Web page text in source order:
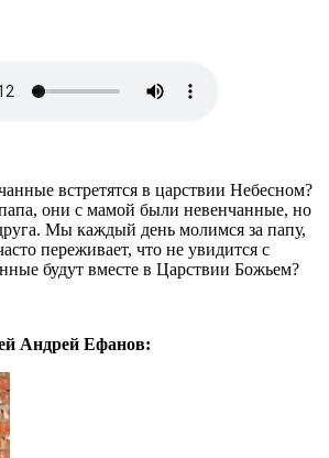
встретятся в царствии Небесном?
они с мамой были невенчанные, но
Мы каждый день молимся за папу,
переживает, что не увидится с
будут вместе в Царствии Божьем?
Андрей Ефанов: